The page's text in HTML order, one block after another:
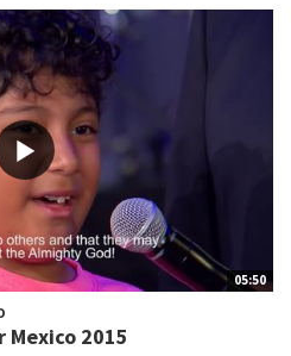
05:50
2015